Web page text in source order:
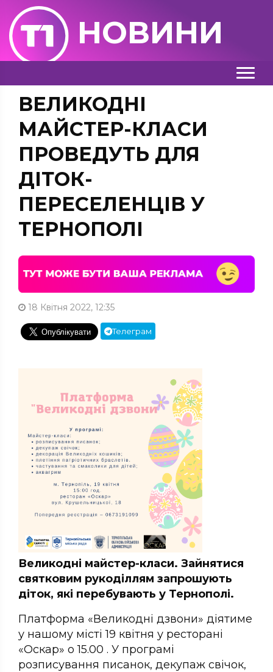
НОВИНИ
ВЕЛИКОДНІ
МАЙСТЕР-КЛАСИ
ПРОВЕДУТЬ ДЛЯ
ДІТОК-
ПЕРЕСЕЛЕНЦІВ У
ТЕРНОПОЛІ
18 Квітня 2022, 12:35
Телеграм
Великодні майстер-класи. Зайнятися
святковим рукоділлям запрошують
діток, які перебувають у Тернополі.
Платформа «Великодні дзвони» діятиме
у нашому місті 19 квітня у ресторані
«Оскар» о 15.00 . У програмі
розписування писанок, декупаж свічок,